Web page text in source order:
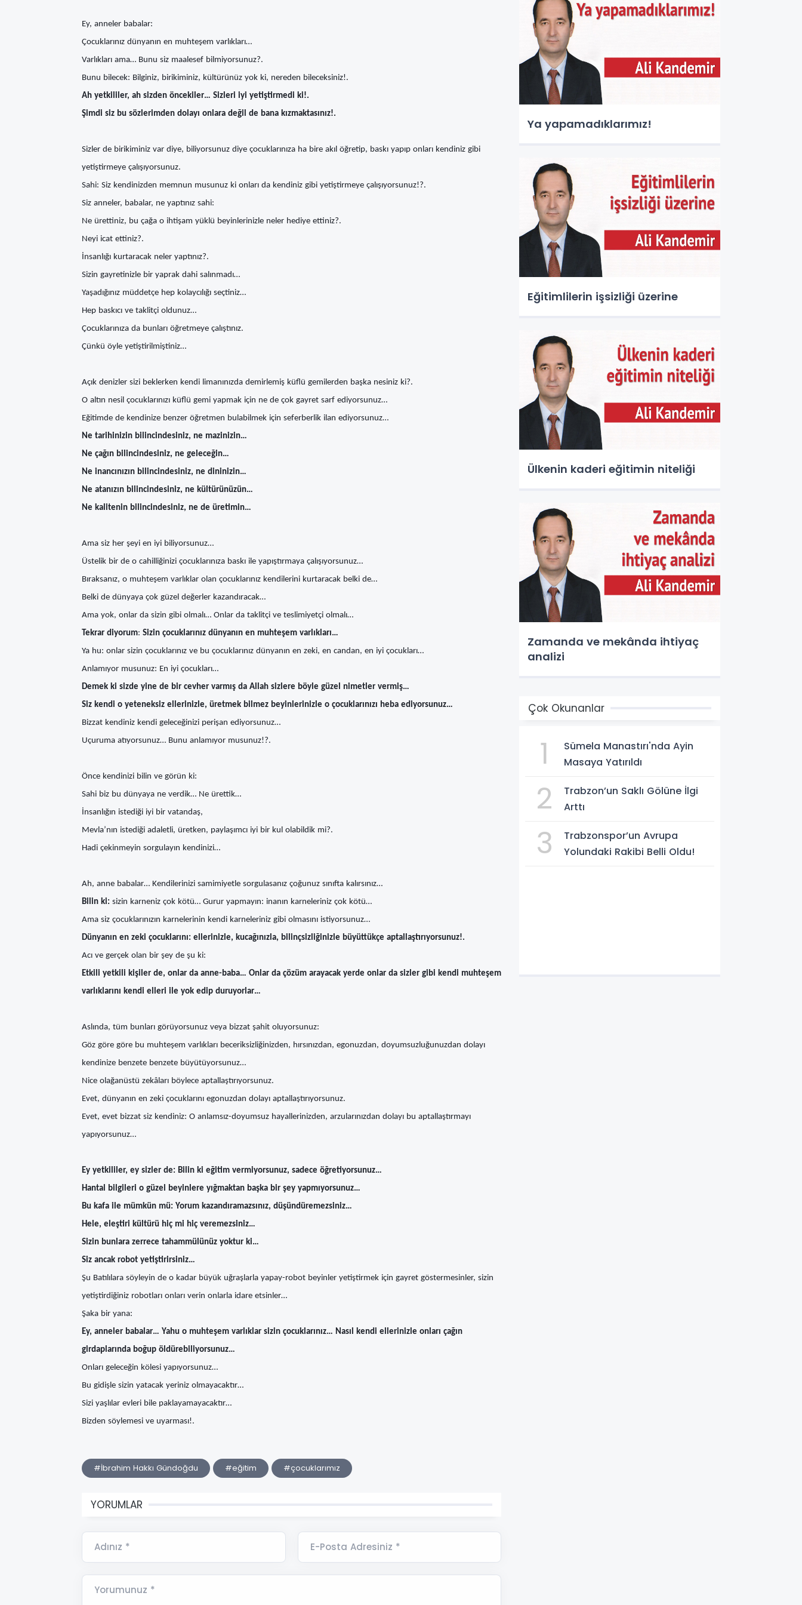
Ey, anneler babalar:
Çocuklarınız dünyanın en muhteşem varlıkları…
Varlıkları ama… Bunu siz maalesef bilmiyorsunuz?.
Bunu bilecek: Bilginiz, birikiminiz, kültürünüz yok ki, nereden bileceksiniz!.
Ah yetkililer, ah sizden öncekiler… Sizleri iyi yetiştirmedi ki!.
Şimdi siz bu sözlerimden dolayı onlara değil de bana kızmaktasınız!.
Sizler de birikiminiz var diye, biliyorsunuz diye çocuklarınıza ha bire akıl öğretip, baskı yapıp onları kendiniz gibi
yetiştirmeye çalışıyorsunuz.
Sahi: Siz kendinizden memnun musunuz ki onları da kendiniz gibi yetiştirmeye çalışıyorsunuz!?.
Siz anneler, babalar, ne yaptınız sahi:
Ne ürettiniz, bu çağa o ihtişam yüklü beyinlerinizle neler hediye ettiniz?.
Neyi icat ettiniz?.
İnsanlığı kurtaracak neler yaptınız?.
Sizin gayretinizle bir yaprak dahi salınmadı…
Yaşadığınız müddetçe hep kolaycılığı seçtiniz…
Hep baskıcı ve taklitçi oldunuz…
Çocuklarınıza da bunları öğretmeye çalıştınız.
Çünkü öyle yetiştirilmiştiniz…
Açık denizler sizi beklerken kendi limanınızda demirlemiş küflü gemilerden başka nesiniz ki?.
O altın nesil çocuklarınızı küflü gemi yapmak için ne de çok gayret sarf ediyorsunuz…
Eğitimde de kendinize benzer öğretmen bulabilmek için seferberlik ilan ediyorsunuz…
Ne tarihinizin bilincindesiniz, ne mazinizin…
Ne çağın bilincindesiniz, ne geleceğin…
Ne inancınızın bilincindesiniz, ne dininizin…
Ne atanızın bilincindesiniz, ne kültürünüzün…
Ne kalitenin bilincindesiniz, ne de üretimin…
Ama siz her şeyi en iyi biliyorsunuz…
Üstelik bir de o cahilliğinizi çocuklarınıza baskı ile yapıştırmaya çalışıyorsunuz…
Bıraksanız, o muhteşem varlıklar olan çocuklarınız kendilerini kurtaracak belki de…
Belki de dünyaya çok güzel değerler kazandıracak…
Ama yok, onlar da sizin gibi olmalı… Onlar da taklitçi ve teslimiyetçi olmalı…
Tekrar diyorum: Sizin çocuklarınız dünyanın en muhteşem varlıkları…
Ya hu: onlar sizin çocuklarınız ve bu çocuklarınız dünyanın en zeki, en candan, en iyi çocukları…
Anlamıyor musunuz: En iyi çocukları…
Demek ki sizde yine de bir cevher varmış da Allah sizlere böyle güzel nimetler vermiş…
Siz kendi o yeteneksiz ellerinizle, üretmek bilmez beyinlerinizle o çocuklarınızı heba ediyorsunuz…
Bizzat kendiniz kendi geleceğinizi perişan ediyorsunuz…
Uçuruma atıyorsunuz… Bunu anlamıyor musunuz!?.
Önce kendinizi bilin ve görün ki:
Sahi biz bu dünyaya ne verdik… Ne ürettik…
İnsanlığın istediği iyi bir vatandaş,
Mevla’nın istediği adaletli, üretken, paylaşımcı iyi bir kul olabildik mi?.
Hadi çekinmeyin sorgulayın kendinizi…
Ah, anne babalar… Kendilerinizi samimiyetle sorgulasanız çoğunuz sınıfta kalırsınız…
Bilin ki: sizin karneniz çok kötü… Gurur yapmayın: inanın karneleriniz çok kötü…
Ama siz çocuklarınızın karnelerinin kendi karneleriniz gibi olmasını istiyorsunuz…
Dünyanın en zeki çocuklarını: ellerinizle, kucağınızla, bilinçsizliğinizle büyüttükçe aptallaştırıyorsunuz!.
Acı ve gerçek olan bir şey de şu ki:
Etkili yetkili kişiler de, onlar da anne-baba… Onlar da çözüm arayacak yerde onlar da sizler gibi kendi muhteşem
varlıklarını kendi elleri ile yok edip duruyorlar…
Aslında, tüm bunları görüyorsunuz veya bizzat şahit oluyorsunuz:
Göz göre göre bu muhteşem varlıkları beceriksizliğinizden, hırsınızdan, egonuzdan, doyumsuzluğunuzdan dolayı
kendinize benzete benzete büyütüyorsunuz…
Nice olağanüstü zekâları böylece aptallaştırıyorsunuz.
Evet, dünyanın en zeki çocuklarını egonuzdan dolayı aptallaştırıyorsunuz.
Evet, evet bizzat siz kendiniz: O anlamsız-doyumsuz hayallerinizden, arzularınızdan dolayı bu aptallaştırmayı
yapıyorsunuz…
Ey yetkililer, ey sizler de: Bilin ki eğitim vermiyorsunuz, sadece öğretiyorsunuz…
Hantal bilgileri o güzel beyinlere yığmaktan başka bir şey yapmıyorsunuz…
Bu kafa ile mümkün mü: Yorum kazandıramazsınız, düşündüremezsiniz…
Hele, eleştiri kültürü hiç mi hiç veremezsiniz…
Sizin bunlara zerrece tahammülünüz yoktur ki…
Siz ancak robot yetiştirirsiniz…
Şu Batılılara söyleyin de o kadar büyük uğraşlarla yapay-robot beyinler yetiştirmek için gayret göstermesinler, sizin
yetiştirdiğiniz robotları onları verin onlarla idare etsinler…
Şaka bir yana:
Ey, anneler babalar… Yahu o muhteşem varlıklar sizin çocuklarınız… Nasıl kendi ellerinizle onları çağın
girdaplarında boğup öldürebiliyorsunuz…
Onları geleceğin kölesi yapıyorsunuz…
Bu gidişle sizin yatacak yeriniz olmayacaktır…
Sizi yaşlılar evleri bile paklayamayacaktır…
Bizden söylemesi ve uyarması!.
#İbrahim Hakkı Gündoğdu #eğitim #çocuklarımız
YORUMLAR
Adınız * E-Posta Adresiniz *
Yorumunuz *
Ya yapamadıklarımız!
Eğitimlilerin işsizliği üzerine
Ülkenin kaderi eğitimin niteliği
Zamanda ve mekânda ihtiyaç
analizi
Çok Okunanlar
1
Sümela Manastırı'nda Ayin
Masaya Yatırıldı
2
Trabzon’un Saklı Gölüne İlgi
Arttı
3
Trabzonspor’un Avrupa
Yolundaki Rakibi Belli Oldu!